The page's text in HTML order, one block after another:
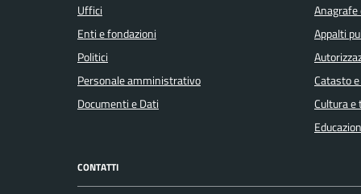
Uffici
Enti e fondazioni
Politici
Personale amministrativo
Documenti e Dati
Appalti
Catasto
Cultura e
CONTATTI